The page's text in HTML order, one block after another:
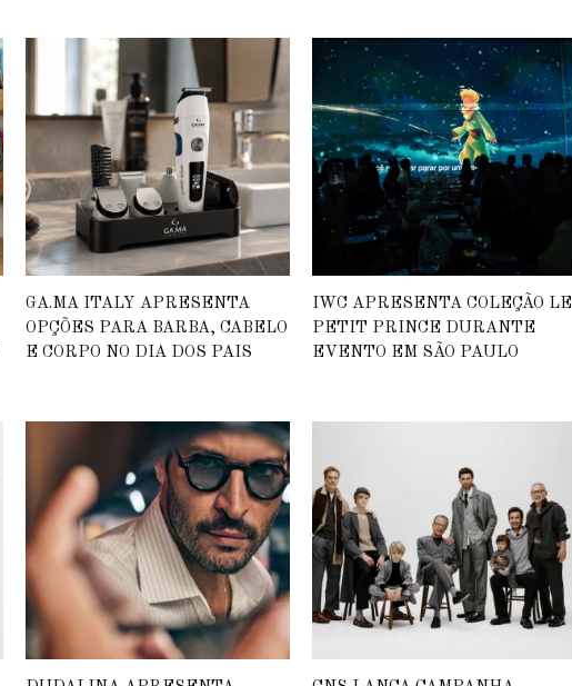
GA.MA ITALY APRESENTA
OPÇÕES PARA BARBA, CABELO
E CORPO NO DIA DOS PAIS
IWC APRESENTA COLEÇÃO LE
PETIT PRINCE DURANTE
EVENTO EM SÃO PAULO